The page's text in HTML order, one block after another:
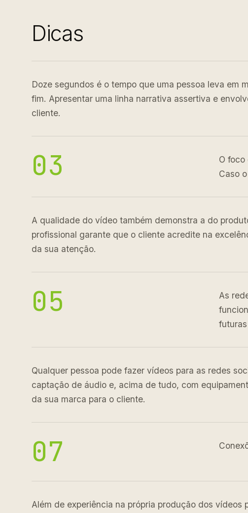
Dicas
Doze segundos é o tempo que uma pessoa leva em
fim. Apresentar uma linha narrativa assertiva e
cliente.
03
O
Caso
A qualidade do vídeo também demonstra a do
profissional garante que o cliente acredite na
da sua atenção.
05
As
Qualquer pessoa pode fazer vídeos para as redes
captação de áudio e, acima de tudo, com
da sua marca para o cliente.
07
Além de experiência na própria produção dos